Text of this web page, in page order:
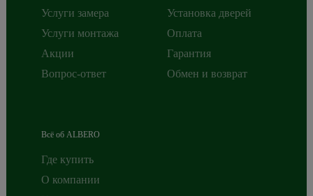
Услуги замера
Услуги монтажа
Акции
Вопрос-ответ
Установка дверей
Оплата
Гарантия
Обмен и возврат
Всё об ALBERO
Где купить
О компании